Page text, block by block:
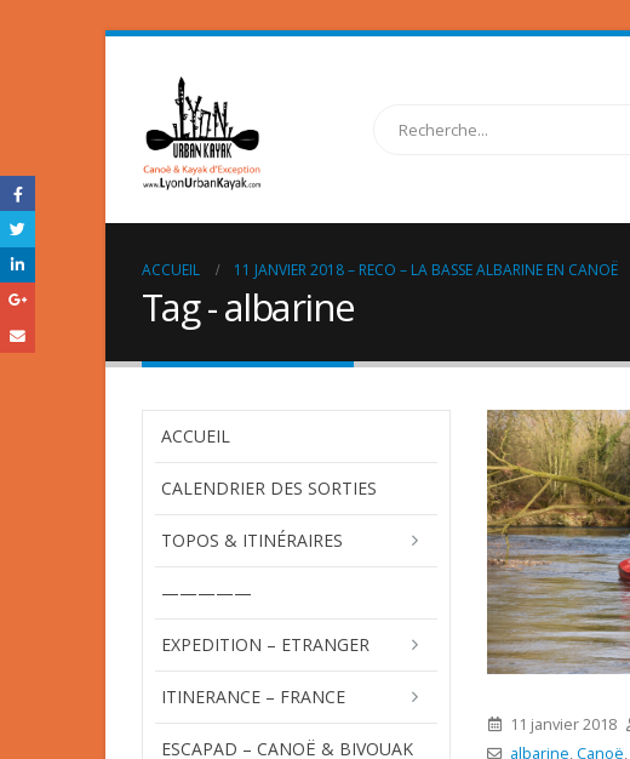
ACCUEIL 11 JANVIER 2018 – RECO – LA BASSE ALBARINE EN CANOË
Tag - albarine
11 janvier 2018
albarine,Canoë,
ACCUEIL
CALENDRIER DES SORTIES
TOPOS & ITINÉRAIRES
—————
EXPEDITION – ETRANGER
ITINERANCE – FRANCE
ESCAPAD – CANOË & BIVOUAK